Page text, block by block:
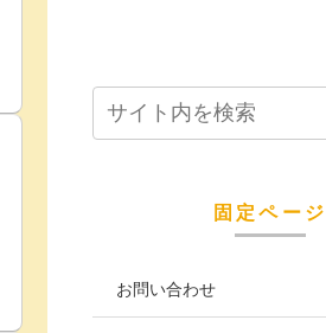
固定ページ
お問い合わせ